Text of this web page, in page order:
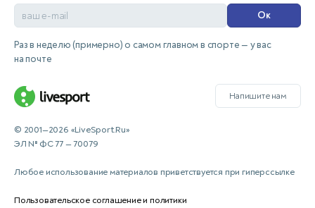
Ок
Раз в неделю (примерно) о самом главном в спорте — у вас
на почте
Напишите нам
© 2001—2026 «LiveSport.Ru»
ЭЛ № ФС 77 — 70079
Любое использование материалов приветствуется при гиперссылке
Пользовательское соглашение и политики